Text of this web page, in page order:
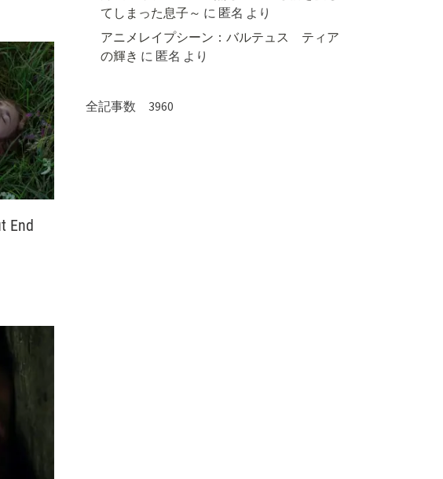
End
てしまった息子～ に 匿名 より
アニメレイプシーン：バルテュス ティア
の輝き に 匿名 より
全記事数 3960